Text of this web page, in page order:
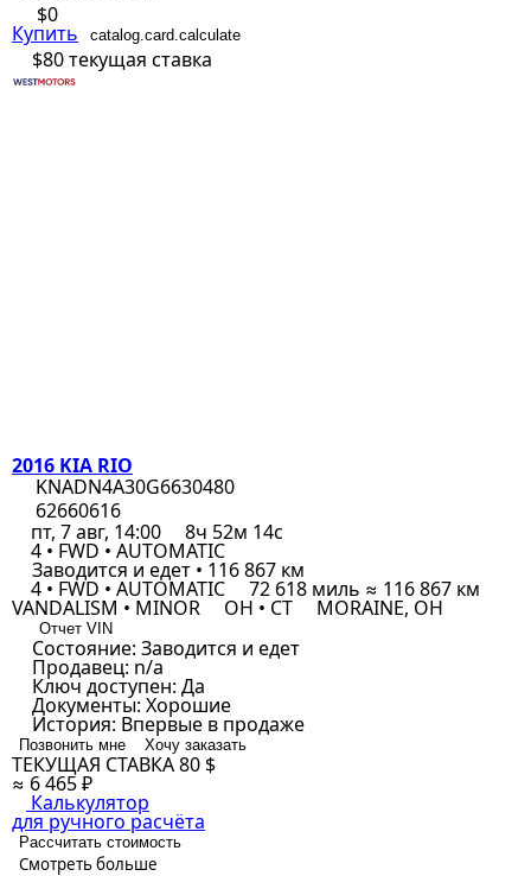
$0
Купить catalog.card.calculate
$80текущая ставка
2016 KIA RIO
KNADN4A30G6630480
62660616
пт, 7 авг, 14:00
8ч 52м 14с
4 • FWD • AUTOMATIC
Заводится и едет • 116 867 км
4 • FWD • AUTOMATIC 72 618 миль ≈ 116 867 км
VANDALISM • MINOR OH • CT MORAINE, OH
Отчет VIN
Состояние: Заводится и едет
Продавец: n/a
Ключ доступен: Да
Документы: Хорошие
История: Впервые в продаже
Позвонить мне Хочу заказать
ТЕКУЩАЯ СТАВКА80 $
≈ 6 465 ₽
Калькулятор
для ручного расчёта
Рассчитать стоимость
Смотреть больше